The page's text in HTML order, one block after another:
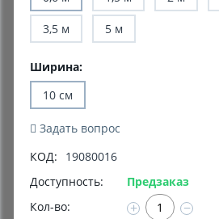
Комиссионные товары
Прокат средств реабилитации
3,5 м 5 м
Ширина:
10 см
Задать вопрос
КОД:
19080016
Доступность:
Предзаказ
Кол-во:
+ −